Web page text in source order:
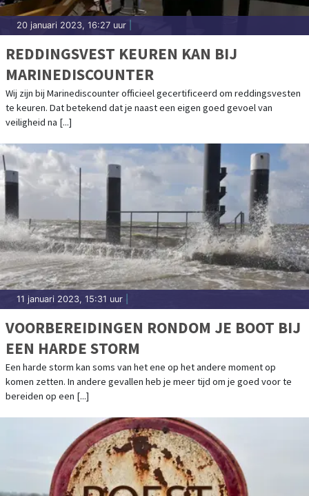
20 januari 2023, 16:27 uur
REDDINGSVEST KEUREN KAN BIJ
MARINEDISCOUNTER
Wij zijn bij Marinediscounter officieel gecertificeerd om reddingsvesten
te keuren. Dat betekend dat je naast een eigen goed gevoel van
veiligheid na [...]
11 januari 2023, 15:31 uur
VOORBEREIDINGEN RONDOM JE BOOT BIJ
EEN HARDE STORM
Een harde storm kan soms van het ene op het andere moment op
komen zetten. In andere gevallen heb je meer tijd om je goed voor te
bereiden op een [...]